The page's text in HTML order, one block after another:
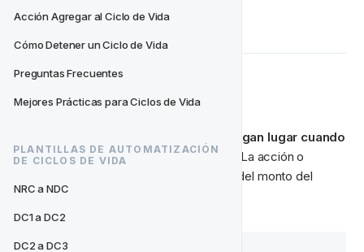
Acción Agregar al Ciclo de Vida
Cómo Detener un Ciclo de Vida
Preguntas Frecuentes
Mejores Prácticas para Ciclos de Vida
PLANTILLAS DE AUTOMATIZACIÓN
DE CICLOS DE VIDA
NRC a NDC
DC1 a DC2
DC2 a DC3
esta plantilla de ciclo de vida;
🙅‍♂️ Depósitos Fallidos
Activar acciones específicas que tengan lugar cuando
ocurre un depósito fallido en el sitio
. La acción o
comunicación debe variar dependiendo del monto del
depósito fallido.